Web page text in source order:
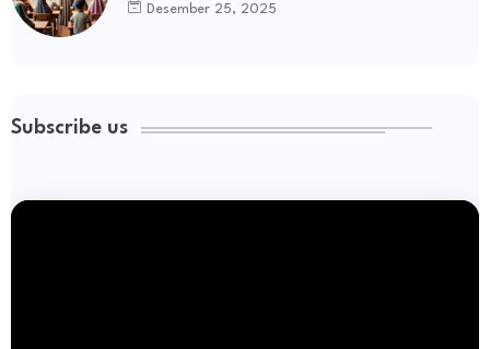
Desember 25, 2025
Subscribe us